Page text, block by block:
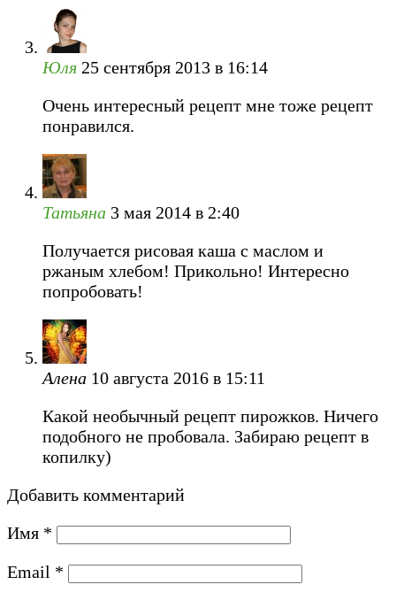
Юля 25 сентября 2013 в 16:14
Очень интересный рецепт мне тоже рецепт
понравился.
Татьяна 3 мая 2014 в 2:40
Получается рисовая каша с маслом и
ржаным хлебом! Прикольно! Интересно
попробовать!
Алена 10 августа 2016 в 15:11
Какой необычный рецепт пирожков. Ничего
подобного не пробовала. Забираю рецепт в
копилку)
Добавить комментарий
Имя *
Email *